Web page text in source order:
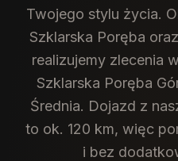
Twojego stylu życia.
Szklarska Poręba
realizujemy zlecenia
Szklarska Poręba
Średnia. Dojazd z
to ok. 120 km, więc
i bez